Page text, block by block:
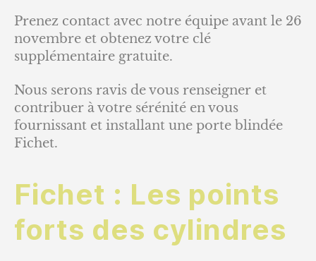
Prenez contact avec notre équipe avant le 26
novembre et obtenez votre clé
supplémentaire gratuite.
Nous serons ravis de vous renseigner et
contribuer à votre sérénité en vous
fournissant et installant une porte blindée
Fichet.
Fichet : Les points
forts des cylindres